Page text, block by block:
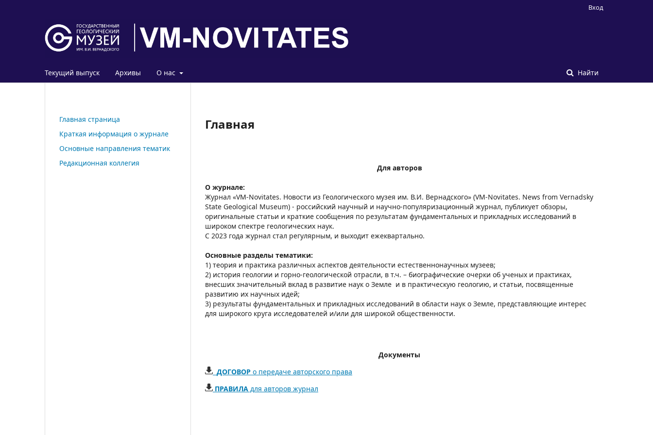
Текущий выпуск Архивы О нас Найти
Вход
Главная
Для авторов
О журнале:
Журнал «VM-Novitates. Новости из Геологического музея им. В.И. Вернадского» (VM-Novitates. News from Vernadsky
State Geological Museum) - российский научный и научно-популяризационный журнал, публикует обзоры,
оригинальные статьи и краткие сообщения по результатам фундаментальных и прикладных исследований в
широком спектре геологических наук.
С 2023 года журнал стал регулярным, и выходит ежеквартально.
Основные разделы тематики:
1) теория и практика различных аспектов деятельности естественнонаучных музеев;
2) история геологии и горно-геологической отрасли, в т.ч. – биографические очерки об ученых и практиках,
внесших значительный вклад в развитие наук о Земле и в практическую геологию, и статьи, посвященные
развитию их научных идей;
3) результаты фундаментальных и прикладных исследований в области наук о Земле, представляющие интерес
для широкого круга исследователей и/или для широкой общественности.
Документы
ДОГОВОР о передаче авторского права
ПРАВИЛА для авторов журнал
Главная страница
Краткая информация о журнале
Основные направления тематик
Редакционная коллегия